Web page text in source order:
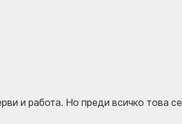
и работа. Но преди всичко това